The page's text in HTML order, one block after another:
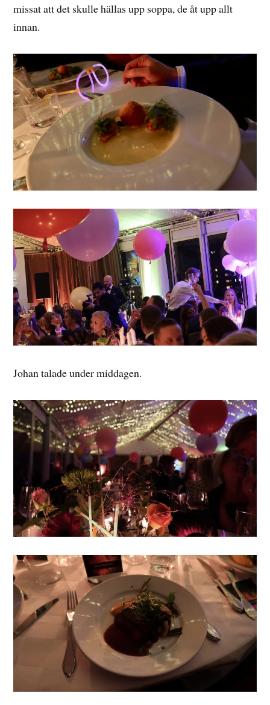
missat att det skulle hällas upp soppa, de åt upp allt
innan.
Johan talade under middagen.